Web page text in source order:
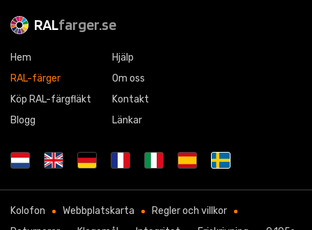
RALfarger.se
Hem
RAL-färger
Köp RAL-färgfläkt
Blogg
Hjälp
Om oss
Kontakt
Länkar
Kolofon Webbplatskarta
Regler och villkor